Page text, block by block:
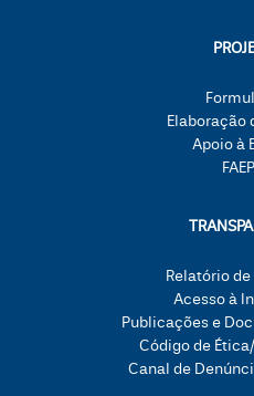
Elaboração
Apoio à
Relatório
Acesso à
Publicações e
Código de
Canal de